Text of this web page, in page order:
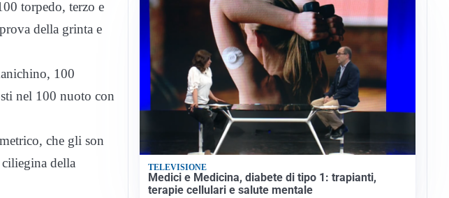
torpedo, terzo e
della grinta e
100
nel 100 nuoto con
che gli son
della
TELEVISIONE
Medici e Medicina, diabete di tipo 1: trapianti,
terapie cellulari e salute mentale